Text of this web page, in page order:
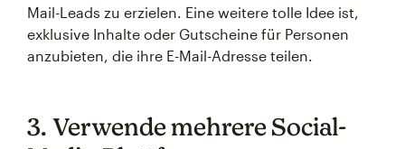
Mail-Leads zu erzielen. Eine weitere tolle Idee ist,
exklusive Inhalte oder Gutscheine für Personen
anzubieten, die ihre E-Mail-Adresse teilen.
3. Verwende mehrere Social-